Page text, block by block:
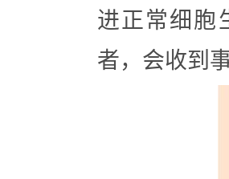
进正常细胞
者，会收到